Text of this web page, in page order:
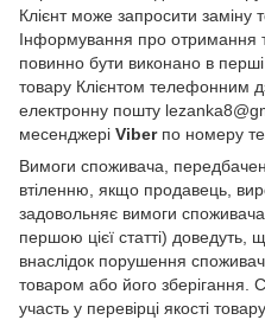
Клієнт може запросити заміну
Інформування про отримання
повинно бути виконано в
товару Клієнтом телефонним
електронну пошту
месенджері Viberпо номеру
Вимоги споживача,
втіленню, якщо продавець,
задовольняє вимоги
першою цієї статті) доведуть,
внаслідок порушення
товаром або його зберігання.
участь у перевірці якості